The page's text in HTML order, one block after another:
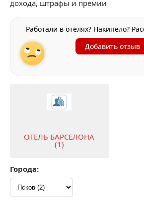
дохода, штрафы и премии
Работали в отелях? Накипело?
Добавить отзыв
ОТЕЛЬ БАРСЕЛОНА
(1)
Города: